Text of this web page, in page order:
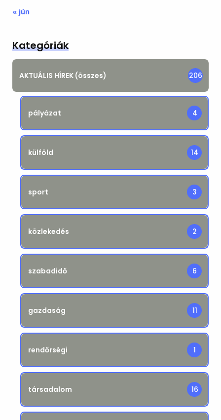
« jún
Kategóriák
AKTUÁLIS HÍREK (összes) 206
pályázat 4
külföld 14
sport 3
közlekedés 2
szabadidő 6
gazdaság 11
rendőrségi 1
társadalom 16